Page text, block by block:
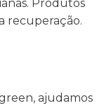
Produtos
recuperação.
ajudamos